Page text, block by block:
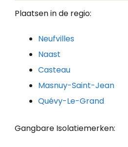
Plaatsen in de regio:
Neufvilles
Naast
Casteau
Masnuy-Saint-Jean
Quévy-Le-Grand
Gangbare Isolatiemerken: